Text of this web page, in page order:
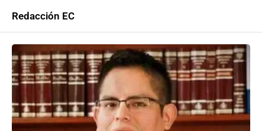
Redacción EC